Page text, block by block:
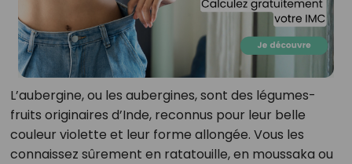
L’aubergine, ou les aubergines, sont des légumes-
fruits originaires d’Inde, reconnus pour leur belle
couleur violette et leur forme allongée. Vous les
connaissez sûrement en ratatouille, en moussaka ou